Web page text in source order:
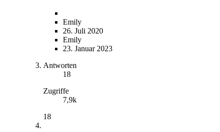
Emily
26. Juli 2020
Emily
23. Januar 2023
Antworten
18
Zugriffe
7,9k
18